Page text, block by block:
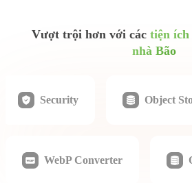
Vượt trội hơn với các tiện
nhà Bão
Security Object
WebP Converter